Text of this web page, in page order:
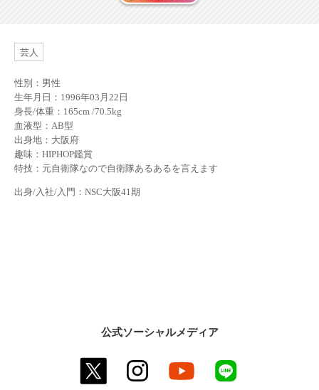
芸人
性別：男性
生年月日：1996年03月22日
身長/体重：165cm /70.5kg
血液型：AB型
出身地：大阪府
趣味：HIPHOP鑑賞
特技：元自衛隊なので自衛隊あるあるを言えます
出身/入社/入門：NSC大阪41期
公式ソーシャルメディア
twitter instagram youtube